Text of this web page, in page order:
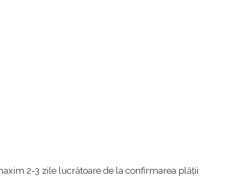
2-3 zile lucrătoare de la confirmarea plății